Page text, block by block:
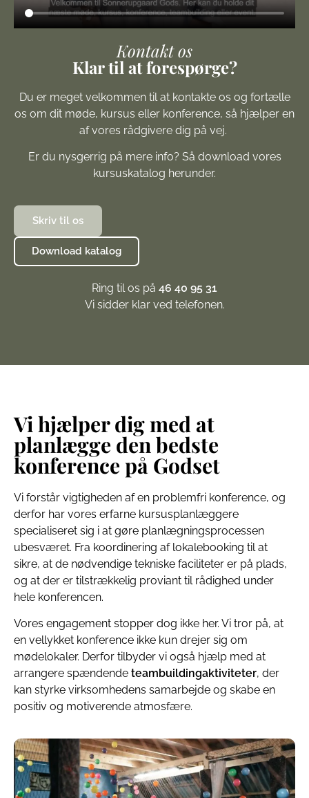
Kontakt os
Klar til at forespørge?
Du er meget velkommen til at kontakte os og fortælle
os om dit møde, kursus eller konference, så hjælper en
af vores rådgivere dig på vej.
Er du nysgerrig på mere info? Så download vores
kursuskatalog herunder.
Skriv til os
Download katalog
Ring til os på 46 40 95 31
Vi sidder klar ved telefonen.
Vi hjælper dig med at
planlægge den bedste
konference på Godset
Vi forstår vigtigheden af en problemfri konference, og
derfor har vores erfarne kursusplanlæggere
specialiseret sig i at gøre planlægningsprocessen
ubesværet. Fra koordinering af lokalebooking til at
sikre, at de nødvendige tekniske faciliteter er på plads,
og at der er tilstrækkelig proviant til rådighed under
hele konferencen.
Vores engagement stopper dog ikke her. Vi tror på, at
en vellykket konference ikke kun drejer sig om
mødelokaler. Derfor tilbyder vi også hjælp med at
arrangere spændende teambuildingaktiviteter, der
kan styrke virksomhedens samarbejde og skabe en
positiv og motiverende atmosfære.